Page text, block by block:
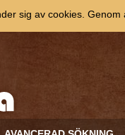
sig av cookies.